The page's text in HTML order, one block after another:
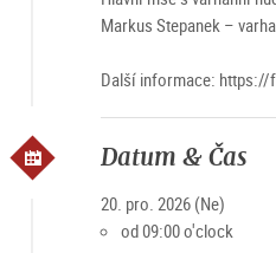
Markus Stepanek –
Další informace:
Datum & Čas
20. pro. 2026 (Ne)
od 09:00 o'clock